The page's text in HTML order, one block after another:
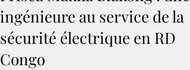
ingénieure au service de la
sécurité électrique en RD
Congo